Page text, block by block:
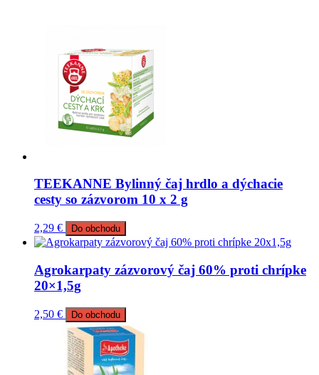
TEEKANNE Bylinný čaj hrdlo a dýchacie
cesty so zázvorom 10 x 2 g
2,29 € Do obchodu
Agrokarpaty zázvorový čaj 60% proti chrípke
20×1,5g
2,50 € Do obchodu